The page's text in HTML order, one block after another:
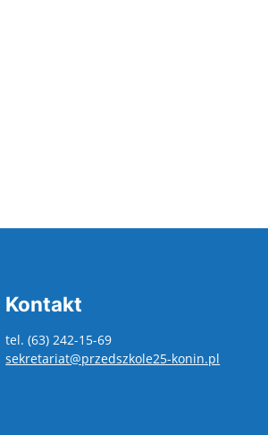
Kontakt
tel. (63) 242-15-69
sekretariat@przedszkole25-konin.pl